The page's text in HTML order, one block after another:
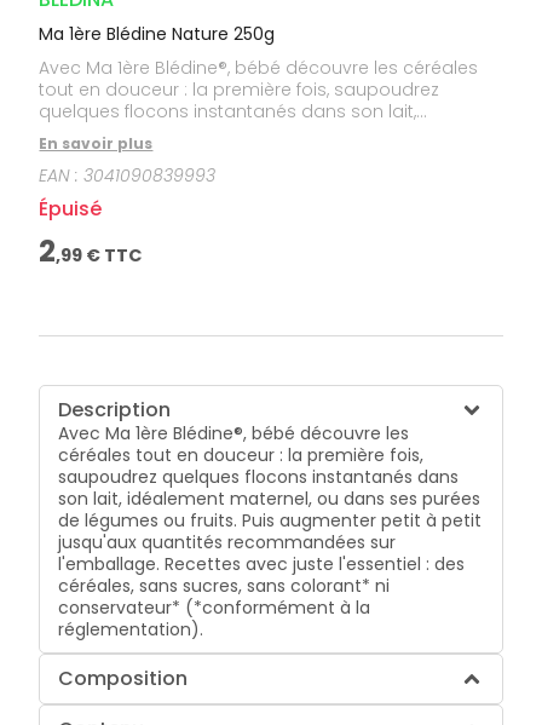
Ma 1ère Blédine Nature 250g
Avec Ma 1ère Blédine®, bébé découvre les céréales
tout en douceur : la première fois, saupoudrez
quelques flocons instantanés dans son lait,
idéalement maternel, ou dans ses purées de
légumes ou fruits. Puis augmenter petit à petit
jusqu'aux quantités recommandées sur l'emballage.
Recettes avec juste l'essentiel : des céréales, sans
sucres, sans colorant* ni conservateur*
(*conformément à la réglementation).
En savoir plus
EAN :3041090839993
Épuisé
2,99 € TTC
Description
Avec Ma 1ère Blédine®, bébé découvre les
céréales tout en douceur : la première fois,
saupoudrez quelques flocons instantanés dans
son lait, idéalement maternel, ou dans ses purées
de légumes ou fruits. Puis augmenter petit à petit
jusqu'aux quantités recommandées sur
l'emballage. Recettes avec juste l'essentiel : des
céréales, sans sucres, sans colorant* ni
conservateur* (*conformément à la
réglementation).
Composition